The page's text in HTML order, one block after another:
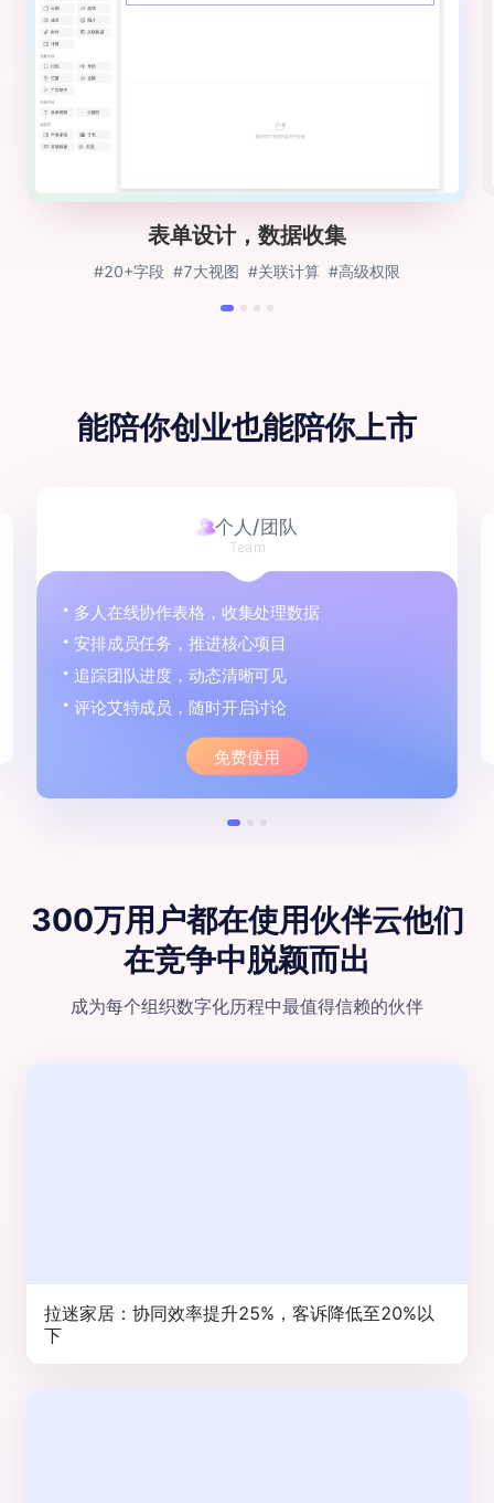
表单设计，数据收集
#20+字段 #7大视图 #关联计算 #高级权限
能陪你创业也能陪你上市
个人/团队
Team
多人在线协作表格，收集处理数据
安排成员任务，推进核心项目
追踪团队进度，动态清晰可见
评论艾特成员，随时开启讨论
免费使用
300万用户都在使用伙伴云他们
在竞争中脱颖⽽出
成为每个组织数字化历程中最值得信赖的伙伴
拉迷家居：协同效率提升25%，客诉降低至20%以
下